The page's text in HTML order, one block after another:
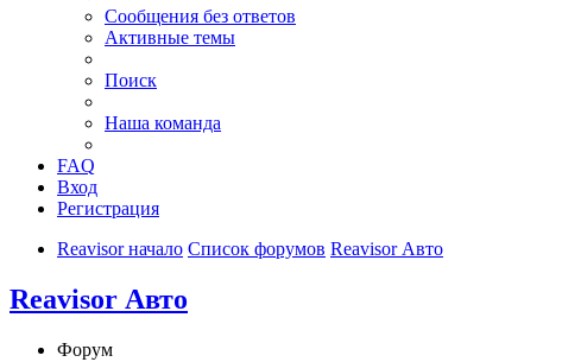
Сообщения без ответов
Активные темы
Поиск
Наша команда
FAQ
Вход
Регистрация
Reavisor начало Список форумов Reavisor Авто
Reavisor Авто
Форум